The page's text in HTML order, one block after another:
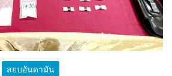
สยบอันดามัน